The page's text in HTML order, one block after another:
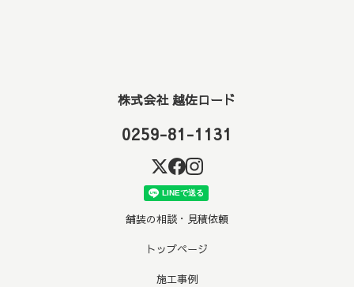
株式会社 越佐ロード
0259-81-1131
舗装の相談・見積依頼
トップページ
施工事例